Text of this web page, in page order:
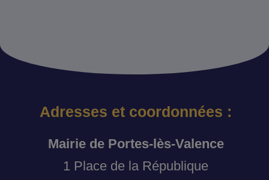
Adresses et coordonnées :
Mairie de Portes-lès-Valence
1 Place de la République